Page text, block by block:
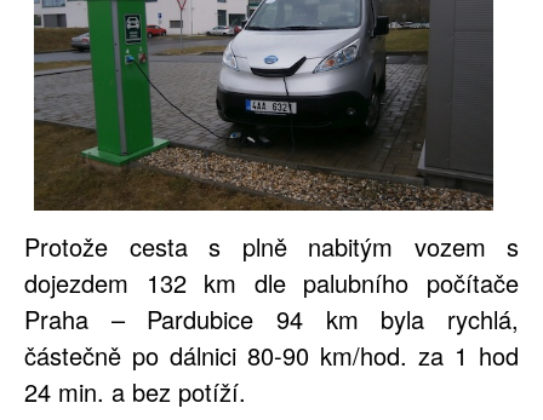
Protože cesta s plně nabitým vozem s
dojezdem 132 km dle palubního počítače
Praha – Pardubice 94 km byla rychlá,
částečně po dálnici 80-90 km/hod. za 1 hod
24 min. a bez potíží.